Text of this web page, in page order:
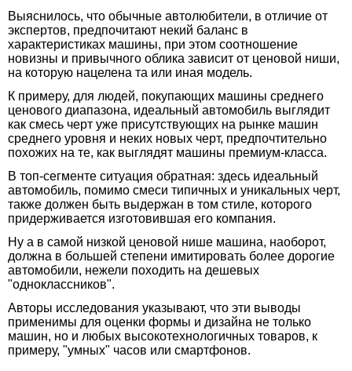
Выяснилось, что обычные автолюбители, в отличие от
экспертов, предпочитают некий баланс в
характеристиках машины, при этом соотношение
новизны и привычного облика зависит от ценовой ниши,
на которую нацелена та или иная модель.
К примеру, для людей, покупающих машины среднего
ценового диапазона, идеальный автомобиль выглядит
как смесь черт уже присутствующих на рынке машин
среднего уровня и неких новых черт, предпочтительно
похожих на те, как выглядят машины премиум-класса.
В топ-сегменте ситуация обратная: здесь идеальный
автомобиль, помимо смеси типичных и уникальных черт,
также должен быть выдержан в том стиле, которого
придерживается изготовившая его компания.
Ну а в самой низкой ценовой нише машина, наоборот,
должна в большей степени имитировать более дорогие
автомобили, нежели походить на дешевых
"одноклассников".
Авторы исследования указывают, что эти выводы
применимы для оценки формы и дизайна не только
машин, но и любых высокотехнологичных товаров, к
примеру, "умных" часов или смартфонов.